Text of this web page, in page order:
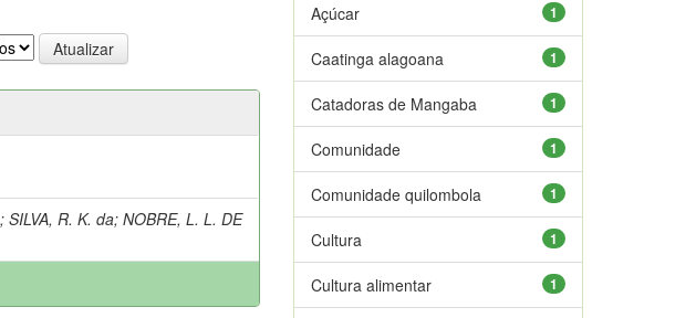
;SILVA, R. K. da;NOBRE, L. L. DE
1
Açúcar
1
Caatinga alagoana
1
Catadoras de Mangaba
1
Comunidade
1
Comunidade quilombola
1
Cultura
1
Cultura alimentar